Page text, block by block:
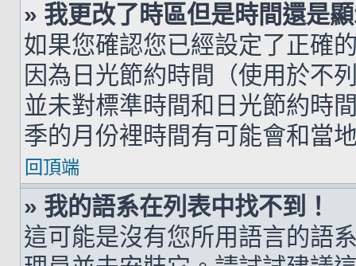
» 我更改了時區但是時間還是
如果您確認您已經設定了正確
因為日光節約時間（使用於不
並未對標準時間和日光節約時
季的月份裡時間有可能會和當
回頂端
» 我的語系在列表中找不到！
這可能是沒有您所用語言的語